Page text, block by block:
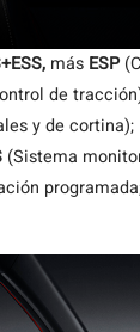
más ESP
de
y de
(Sistema